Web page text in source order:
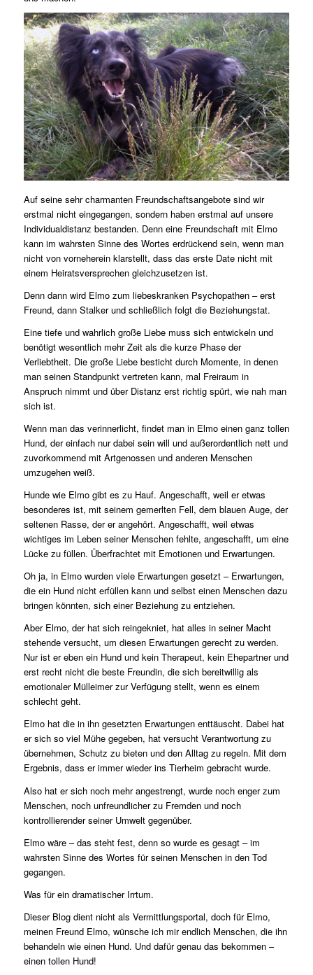
Auf seine sehr charmanten Freundschaftsangebote sind wir
erstmal nicht eingegangen, sondern haben erstmal auf unsere
Individualdistanz bestanden. Denn eine Freundschaft mit Elmo
kann im wahrsten Sinne des Wortes erdrückend sein, wenn man
nicht von vorneherein klarstellt, dass das erste Date nicht mit
einem Heiratsversprechen gleichzusetzen ist.
Denn dann wird Elmo zum liebeskranken Psychopathen – erst
Freund, dann Stalker und schließlich folgt die Beziehungstat.
Eine tiefe und wahrlich große Liebe muss sich entwickeln und
benötigt wesentlich mehr Zeit als die kurze Phase der
Verliebtheit. Die große Liebe besticht durch Momente, in denen
man seinen Standpunkt vertreten kann, mal Freiraum in
Anspruch nimmt und über Distanz erst richtig spürt, wie nah man
sich ist.
Wenn man das verinnerlicht, findet man in Elmo einen ganz tollen
Hund, der einfach nur dabei sein will und außerordentlich nett und
zuvorkommend mit Artgenossen und anderen Menschen
umzugehen weiß.
Hunde wie Elmo gibt es zu Hauf. Angeschafft, weil er etwas
besonderes ist, mit seinem gemerlten Fell, dem blauen Auge, der
seltenen Rasse, der er angehört. Angeschafft, weil etwas
wichtiges im Leben seiner Menschen fehlte, angeschafft, um eine
Lücke zu füllen. Überfrachtet mit Emotionen und Erwartungen.
Oh ja, in Elmo wurden viele Erwartungen gesetzt – Erwartungen,
die ein Hund nicht erfüllen kann und selbst einen Menschen dazu
bringen könnten, sich einer Beziehung zu entziehen.
Aber Elmo, der hat sich reingekniet, hat alles in seiner Macht
stehende versucht, um diesen Erwartungen gerecht zu werden.
Nur ist er eben ein Hund und kein Therapeut, kein Ehepartner und
erst recht nicht die beste Freundin, die sich bereitwillig als
emotionaler Mülleimer zur Verfügung stellt, wenn es einem
schlecht geht.
Elmo hat die in ihn gesetzten Erwartungen enttäuscht. Dabei hat
er sich so viel Mühe gegeben, hat versucht Verantwortung zu
übernehmen, Schutz zu bieten und den Alltag zu regeln. Mit dem
Ergebnis, dass er immer wieder ins Tierheim gebracht wurde.
Also hat er sich noch mehr angestrengt, wurde noch enger zum
Menschen, noch unfreundlicher zu Fremden und noch
kontrollierender seiner Umwelt gegenüber.
Elmo wäre – das steht fest, denn so wurde es gesagt – im
wahrsten Sinne des Wortes für seinen Menschen in den Tod
gegangen.
Was für ein dramatischer Irrtum.
Dieser Blog dient nicht als Vermittlungsportal, doch für Elmo,
meinen Freund Elmo, wünsche ich mir endlich Menschen, die ihn
behandeln wie einen Hund. Und dafür genau das bekommen –
einen tollen Hund!